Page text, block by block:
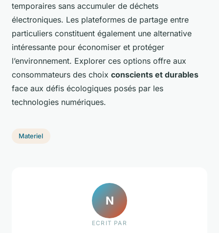
temporaires sans accumuler de déchets
électroniques. Les plateformes de partage entre
particuliers constituent également une alternative
intéressante pour économiser et protéger
l’environnement. Explorer ces options offre aux
consommateurs des choix conscients et durables
face aux défis écologiques posés par les
technologies numériques.
Materiel
N
ECRIT PAR